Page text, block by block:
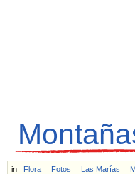
in Flora Fotos Las Marías